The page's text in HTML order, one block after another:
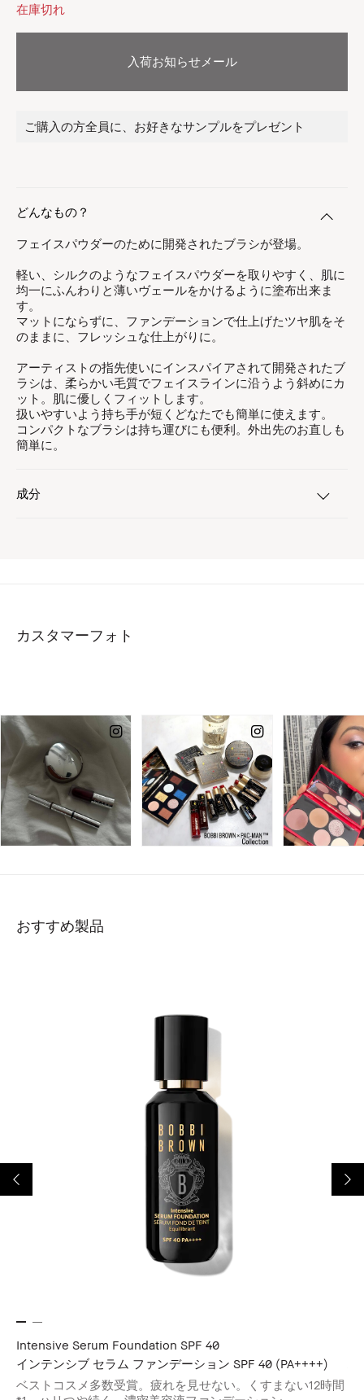
在庫切れ
入荷お知らせメール
ご購入の方全員に、お好きなサンプルをプレゼント
どんなもの？
フェイスパウダーのために開発されたブラシが登場。
軽い、シルクのようなフェイスパウダーを取りやすく、肌に
均一にふんわりと薄いヴェールをかけるように塗布出来ま
す。
マットにならずに、ファンデーションで仕上げたツヤ肌をそ
のままに、フレッシュな仕上がりに。
アーティストの指先使いにインスパイアされて開発されたブ
ラシは、柔らかい毛質でフェイスラインに沿うよう斜めにカ
ット。肌に優しくフィットします。
扱いやすいよう持ち手が短くどなたでも簡単に使えます。
コンパクトなブラシは持ち運びにも便利。外出先のお直しも
簡単に。
成分
カスタマーフォト
おすすめ製品
Intensive Serum Foundation SPF 40
インテンシブ セラム ファンデーション SPF 40 (PA++++)
ベストコスメ多数受賞。疲れを見せない。くすまない12時間